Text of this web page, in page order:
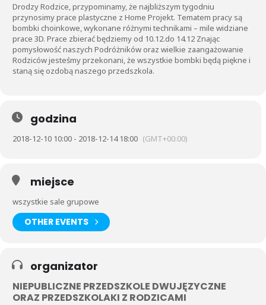
Drodzy Rodzice, przypominamy, że najbliższym tygodniu
przynosimy prace plastyczne z Home Projekt. Tematem pracy są
bombki choinkowe, wykonane różnymi technikami – mile widziane
prace 3D. Prace zbierać będziemy od 10.12.do 14.12 Znając
pomysłowość naszych Podróżników oraz wielkie zaangażowanie
Rodziców jesteśmy przekonani, że wszystkie bombki będą piękne i
staną się ozdobą naszego przedszkola.
godzina
2018-12-10 10:00 - 2018-12-14 18:00 (GMT+00:00)
miejsce
wszystkie sale grupowe
OTHER EVENTS
organizator
NIEPUBLICZNE PRZEDSZKOLE DWUJĘZYCZNE
ORAZ PRZEDSZKOLAKI Z RODZICAMI